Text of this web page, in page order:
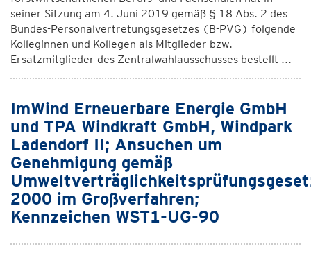
seiner Sitzung am 4. Juni 2019 gemäß § 18 Abs. 2 des
Bundes-Personalvertretungsgesetzes (B-PVG) folgende
Kolleginnen und Kollegen als Mitglieder bzw.
Ersatzmitglieder des Zentralwahlausschusses bestellt ...
ImWind Erneuerbare Energie GmbH
und TPA Windkraft GmbH, Windpark
Ladendorf II; Ansuchen um
Genehmigung gemäß
2000 im Großverfahren;
Kennzeichen WST1-UG-90